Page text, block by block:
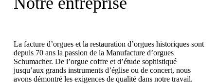
La facture d’orgues et la restauration d’orgues historiques sont
depuis 70 ans la passion de la Manufacture d’orgues
Schumacher. De l’orgue coffre et d’étude sophistiqué
jusqu’aux grands instruments d’église ou de concert, nous
avons démontré les exigences de qualité dans notre travail.